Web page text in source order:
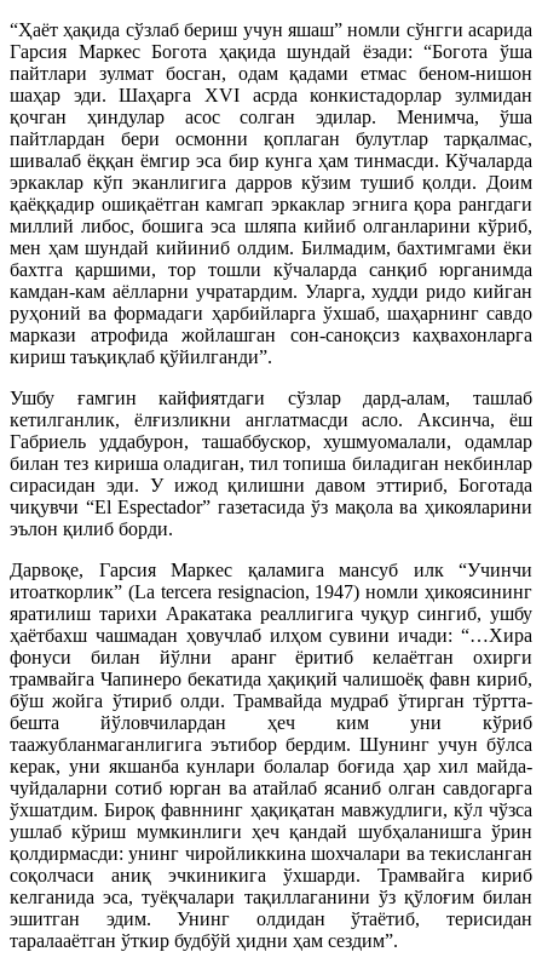
“Ҳаёт ҳақида сўзлаб бериш учун яшаш” номли сўнгги асарида
Гарсия Маркес Богота ҳақида шундай ёзади: “Богота ўша
пайтлари зулмат босган, одам қадами етмас беном-нишон
шаҳар эди. Шаҳарга XVI асрда конкистадорлар зулмидан
қочган ҳиндулар асос солган эдилар. Менимча, ўша
пайтлардан бери осмонни қоплаган булутлар тарқалмас,
шивалаб ёққан ёмгир эса бир кунга ҳам тинмасди. Кўчаларда
эркаклар кўп эканлигига дарров кўзим тушиб қолди. Доим
қаёққадир ошиқаётган камгап эркаклар эгнига қора рангдаги
миллий либос, бошига эса шляпа кийиб олганларини кўриб,
мен ҳам шундай кийиниб олдим. Билмадим, бахтимгами ёки
бахтга қаршими, тор тошли кўчаларда санқиб юрганимда
камдан-кам аёлларни учратардим. Уларга, худди ридо кийган
руҳоний ва формадаги ҳарбийларга ўхшаб, шаҳарнинг савдо
маркази атрофида жойлашган сон-саноқсиз каҳвахонларга
кириш таъқиқлаб қўйилганди”.
Ушбу ғамгин кайфиятдаги сўзлар дард-алам, ташлаб
кетилганлик, ёлғизликни англатмасди асло. Аксинча, ёш
Габриель уддабурон, ташаббускор, хушмуомалали, одамлар
билан тез кириша оладиган, тил топиша биладиган некбинлар
сирасидан эди. У ижод қилишни давом эттириб, Боготада
чиқувчи “El Espectador” газетасида ўз мақола ва ҳикояларини
эълон қилиб борди.
Дарвоқе, Гарсия Маркес қаламига мансуб илк “Учинчи
итоаткорлик” (La tercera resignacion, 1947) номли ҳикоясининг
яратилиш тарихи Аракатака реаллигига чуқур сингиб, ушбу
ҳаётбахш чашмадан ҳовучлаб илҳом сувини ичади: “…Хира
фонуси билан йўлни аранг ёритиб келаётган охирги
трамвайга Чапинеро бекатида ҳақиқий чалишоёқ фавн кириб,
бўш жойга ўтириб олди. Трамвайда мудраб ўтирган тўртта-
бешта йўловчилардан ҳеч ким уни кўриб
таажубланмаганлигига эътибор бердим. Шунинг учун бўлса
керак, уни якшанба кунлари болалар боғида ҳар хил майда-
чуйдаларни сотиб юрган ва атайлаб ясаниб олган савдогарга
ўхшатдим. Бироқ фавннинг ҳақиқатан мавжудлиги, кўл чўзса
ушлаб кўриш мумкинлиги ҳеч қандай шубҳаланишга ўрин
қолдирмасди: унинг чиройликкина шохчалари ва текисланган
соқолчаси аниқ эчкиникига ўхшарди. Трамвайга кириб
келганида эса, туёқчалари тақиллаганини ўз қўлоғим билан
эшитган эдим. Унинг олдидан ўтаётиб, терисидан
таралааётган ўткир будбўй ҳидни ҳам сездим”.